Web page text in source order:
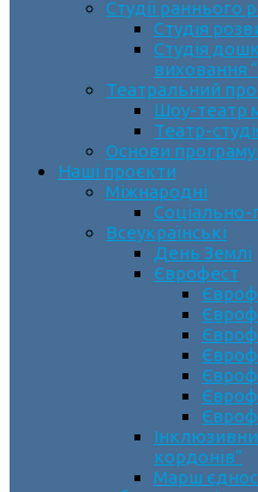
Студії раннього
Студія
Студія
виховання
Театральний
Шоу-театр
Театр-
Основи
Наші проєкти
Міжнародні
Соціально-
Всеукраїнські
День Землі
Єврофест
кордонів”
Марш